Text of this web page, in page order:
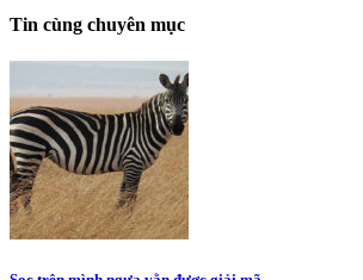
Tin cùng chuyên mục